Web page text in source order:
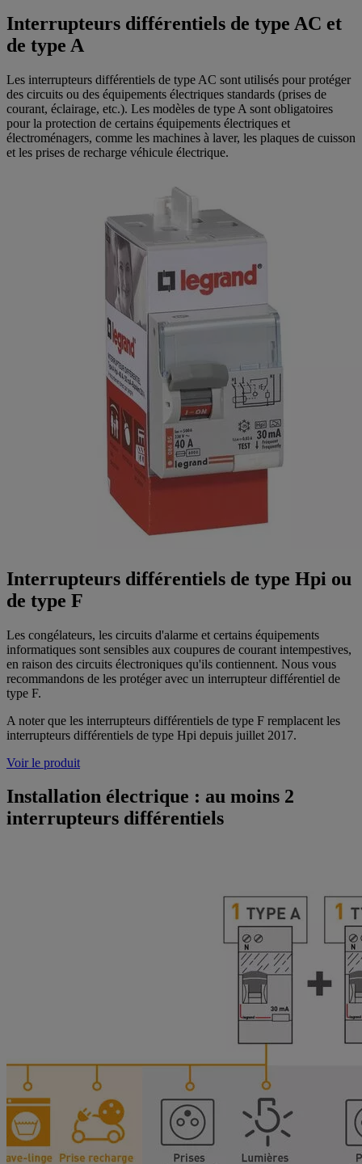
Interrupteurs différentiels de type AC et
de type A
Les interrupteurs différentiels de type AC sont utilisés pour protéger
des circuits ou des équipements électriques standards (prises de
courant, éclairage, etc.). Les modèles de type A sont obligatoires
pour la protection de certains équipements électriques et
électroménagers, comme les machines à laver, les plaques de cuisson
et les prises de recharge véhicule électrique.
Interrupteurs différentiels de type Hpi ou
de type F
Les congélateurs, les circuits d'alarme et certains équipements
informatiques sont sensibles aux coupures de courant intempestives,
en raison des circuits électroniques qu'ils contiennent. Nous vous
recommandons de les protéger avec un interrupteur différentiel de
type F.
A noter que les interrupteurs différentiels de type F remplacent les
interrupteurs différentiels de type Hpi depuis juillet 2017.
Voir le produit
Installation électrique : au moins 2
interrupteurs différentiels